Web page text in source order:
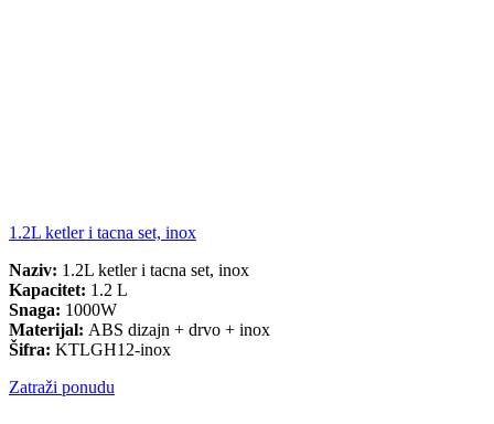
1.2L ketler i tacna set, inox
Naziv: 1.2L ketler i tacna set, inox
Kapacitet: 1.2 L
Snaga: 1000W
Materijal: ABS dizajn + drvo + inox
Šifra: KTLGH12-inox
Zatraži ponudu